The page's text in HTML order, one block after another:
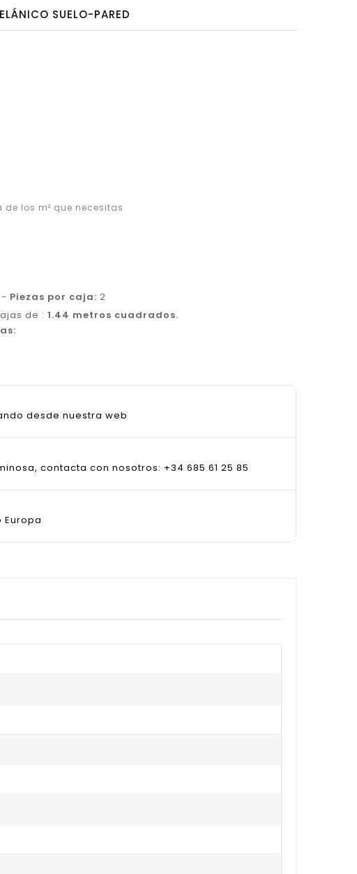
SUELO-PARED
de los m² que necesitas
- Piezas por caja: 2
de : 1.44 metros cuadrados.
desde nuestra web
contacta con nosotros: +34 685 61 25 85
Europa